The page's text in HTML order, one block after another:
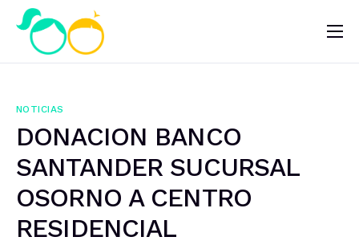
Nosotros
Noticias
¿Quieres ayudar?
NOTICIAS
DONACION BANCO
SANTANDER SUCURSAL
OSORNO A CENTRO
RESIDENCIAL